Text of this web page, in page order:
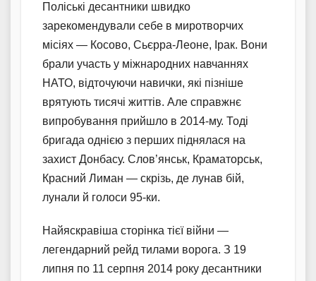
Поліські десантники швидко
зарекомендували себе в миротворчих
місіях — Косово, Сьєрра-Леоне, Ірак. Вони
брали участь у міжнародних навчаннях
НАТО, відточуючи навички, які пізніше
врятують тисячі життів. Але справжнє
випробування прийшло в 2014-му. Тоді
бригада однією з перших піднялася на
захист Донбасу. Слов’янськ, Краматорськ,
Красний Лиман — скрізь, де лунав бій,
лунали й голоси 95-ки.
Найяскравіша сторінка тієї війни —
легендарний рейд тилами ворога. З 19
липня по 11 серпня 2014 року десантники